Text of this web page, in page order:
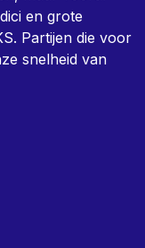
en grote
Partijen die voor
snelheid van